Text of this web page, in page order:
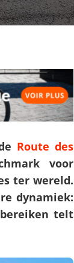
Route des
voor
ter wereld.
dynamiek:
telt